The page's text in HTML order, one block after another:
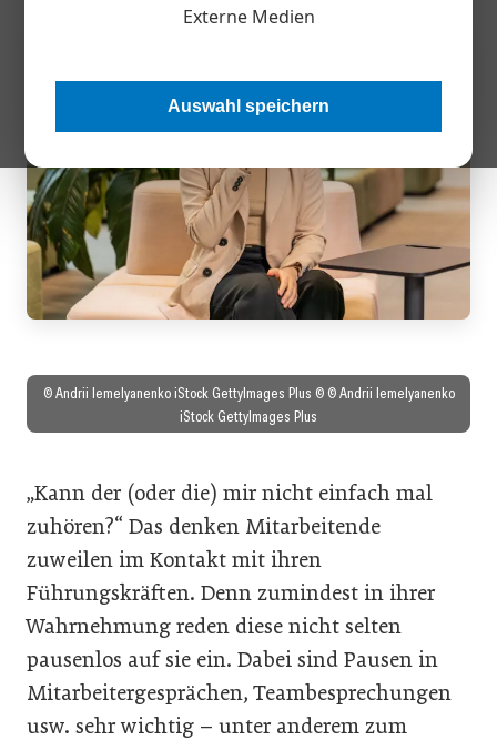
Externe Medien
Auswahl speichern
© Andrii Iemelyanenko iStock GettyImages Plus © © Andrii Iemelyanenko
iStock GettyImages Plus
„Kann der (oder die) mir nicht einfach mal
zuhören?“ Das denken Mitarbeitende
zuweilen im Kontakt mit ihren
Führungskräften. Denn zumindest in ihrer
Wahrnehmung reden diese nicht selten
pausenlos auf sie ein. Dabei sind Pausen in
Mitarbeitergesprächen, Teambesprechungen
usw. sehr wichtig – unter anderem zum